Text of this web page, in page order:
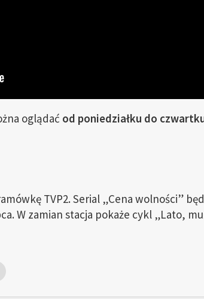
oglądać od poniedziałku do
TVP2. Serial „Cena wolności”
W zamian stacja pokaże cykl „Lato,